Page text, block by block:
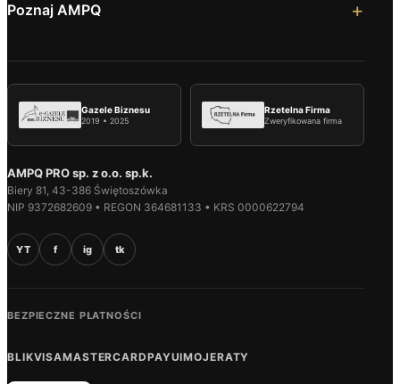
Poznaj AMPQ
Gazele Biznesu
2019 • 2025
Rzetelna Firma
Zweryfikowana firma
AMPQ PRO sp. z o.o. sp.k.
Biery 81, 43-386 Świętoszówka
NIP 9372682609 • REGON 364681133 • KRS 0000622794
YT f ig tk
BEZPIECZNE PŁATNOŚCI
BLIKVISAMASTERCARDPAYUIMOJERATY